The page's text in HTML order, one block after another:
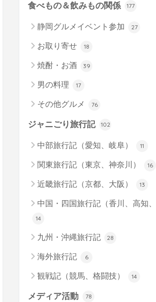
食べもの＆飲みもの関係 177
静岡グルメイベント参加 27
お取り寄せ 18
焼酎・お酒 39
男の料理 17
その他グルメ 76
ジャニごり旅行記 102
中部旅行記（愛知、岐阜） 11
関東旅行記（東京、神奈川） 16
近畿旅行記（京都、大阪） 13
中国・四国旅行記（香川、高知、
14
九州・沖縄旅行記 28
海外旅行記 6
観戦記（競馬、格闘技） 14
メディア活動 78